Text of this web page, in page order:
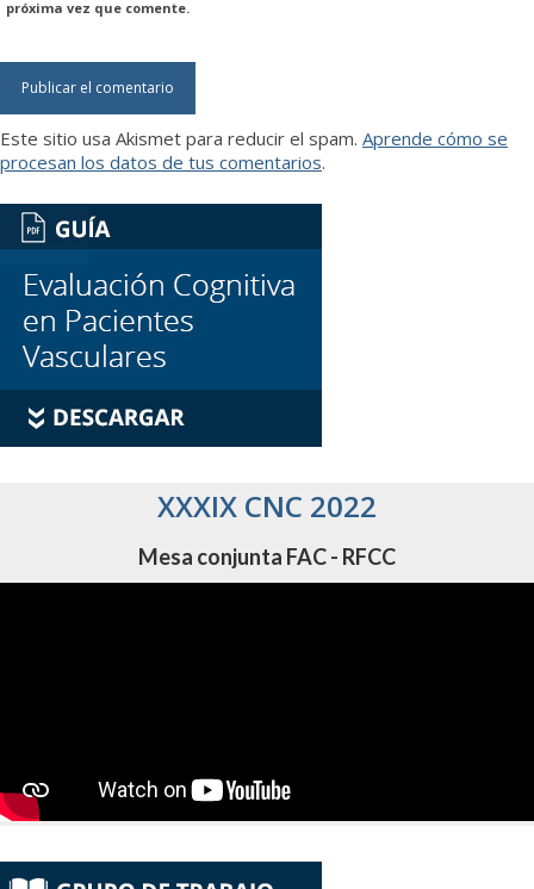
próxima vez que comente.
Este sitio usa Akismet para reducir el spam. Aprende cómo se
procesan los datos de tus comentarios.
XXXIX CNC 2022
Mesa conjunta FAC - RFCC